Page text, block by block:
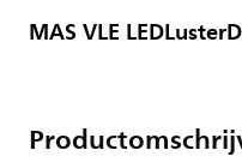
MAS VLE